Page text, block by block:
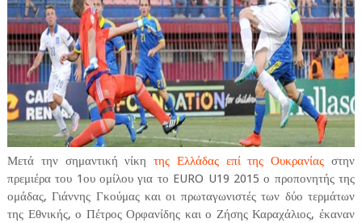
Μετά την σημαντική νίκητης Ελλάδας επί της Ουκρανίας στην
πρεμιέρα του 1ου ομίλου για το EURO U19 2015 ο προπονητής της
ομάδας, Γιάννης Γκούμας και οι πρωταγωνιστές των δύο τερμάτων
της Εθνικής, ο Πέτρος Ορφανίδης και ο Ζήσης Καραχάλιος, έκαναν